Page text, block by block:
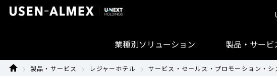
業種別ソリューション 製品・サービ
製品・サービス レジャーホテル サービス・セールス・プロモーション・